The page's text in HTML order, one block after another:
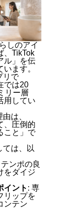
しのアイ
、TikTok
ル」を伝
ます。
リで
では20
リー層
用してい
は、
、圧倒的
こと」で
ては、以
テンポの良
をダイジ
イント : 専
リップを
ンテン